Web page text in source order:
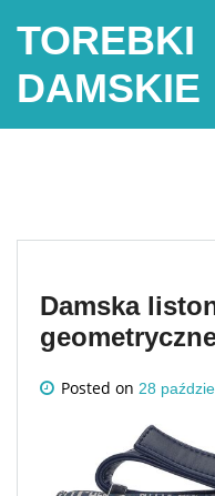
TOREBKI
DAMSKIE
Damska
Posted on 28